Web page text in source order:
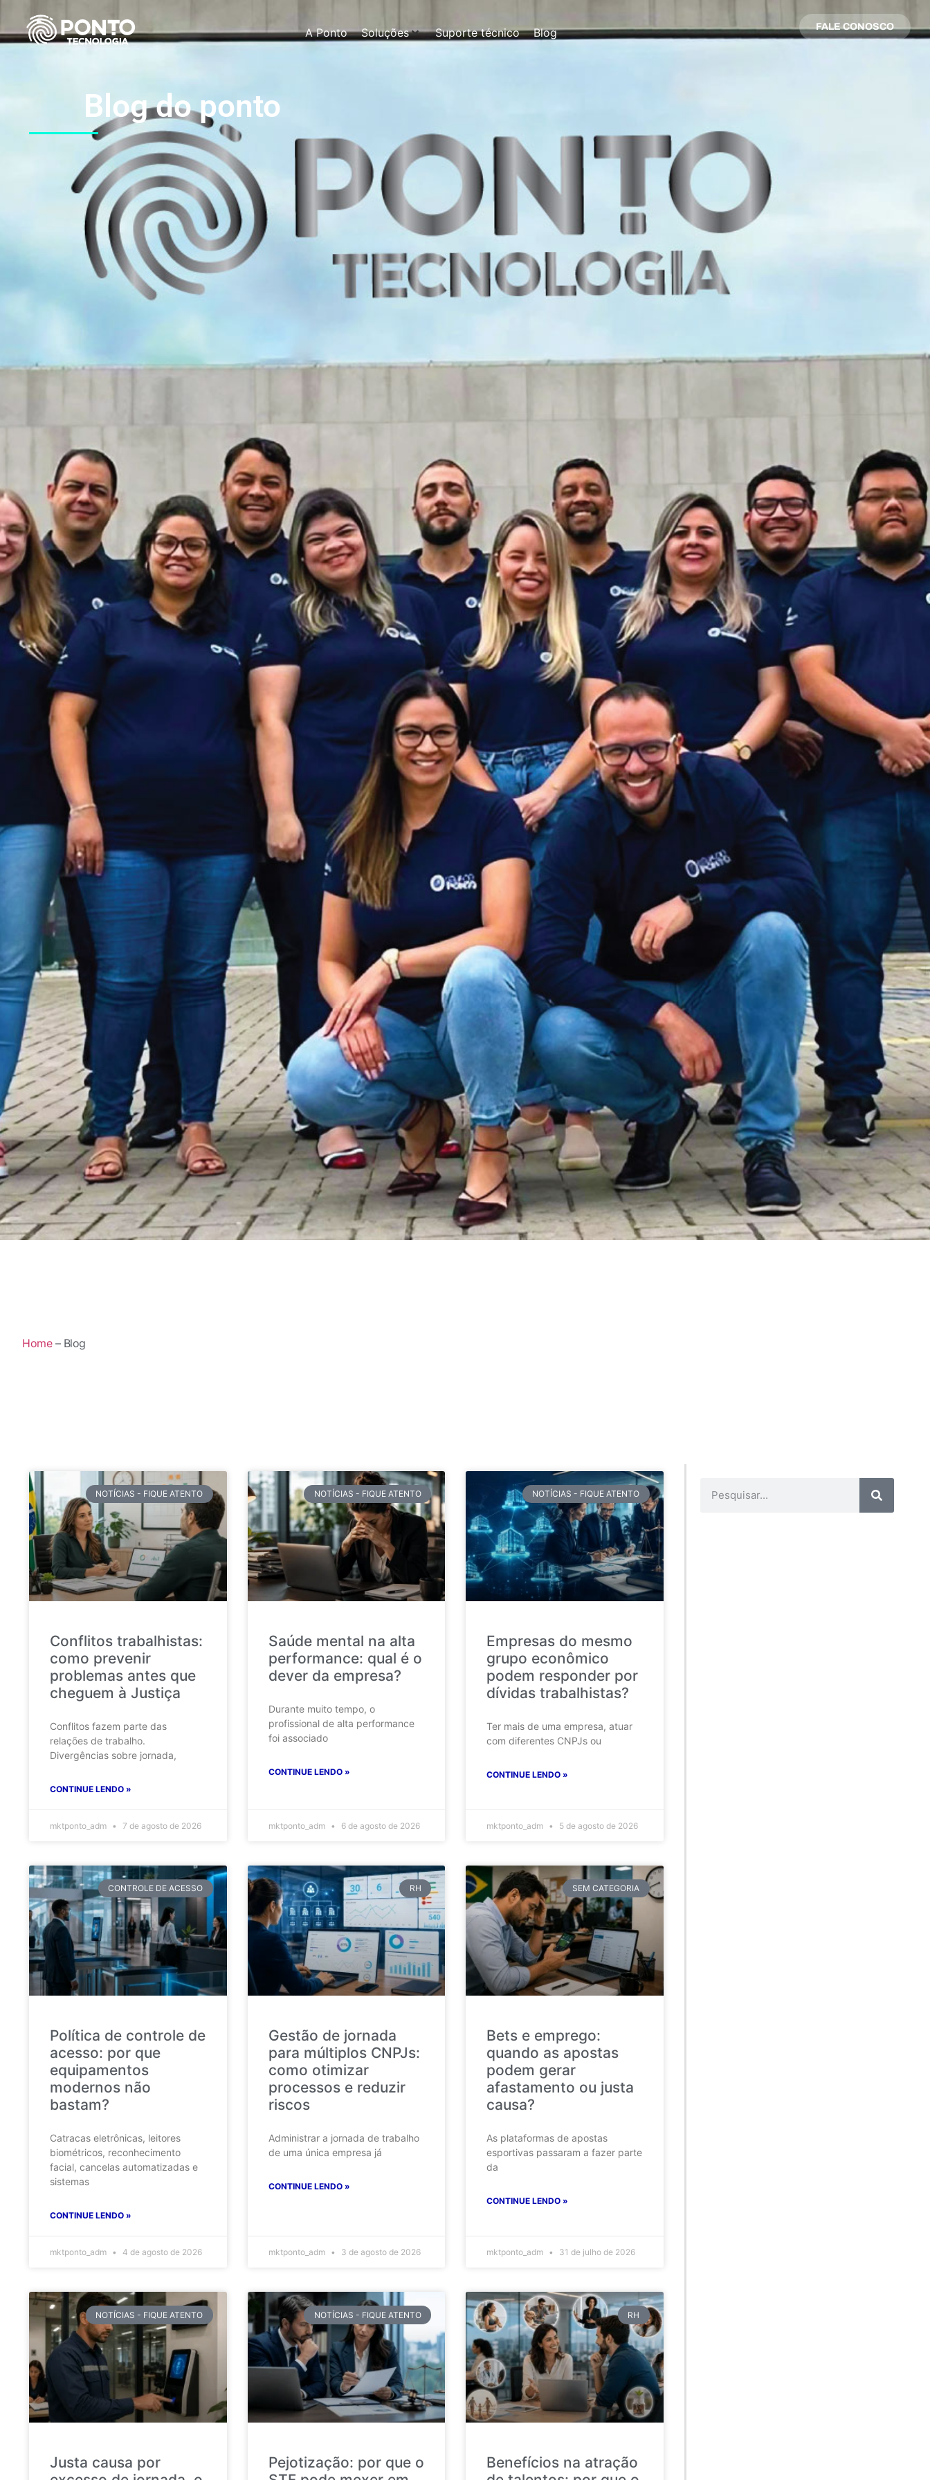
A Ponto Soluções Suporte técnico Blog FALE CONOSCO
Blog do ponto
Home– Blog
NOTÍCIAS - FIQUE ATENTO
Conflitos trabalhistas:
como prevenir
problemas antes que
cheguem à Justiça
Conflitos fazem parte das
relações de trabalho.
Divergências sobre jornada,
CONTINUE LENDO »
mktponto_adm 7 de agosto de 2026
NOTÍCIAS - FIQUE ATENTO
Saúde mental na alta
performance: qual é o
dever da empresa?
Durante muito tempo, o
profissional de alta performance
foi associado
CONTINUE LENDO »
mktponto_adm 6 de agosto de 2026
NOTÍCIAS - FIQUE ATENTO
Empresas do mesmo
grupo econômico
podem responder por
dívidas trabalhistas?
Ter mais de uma empresa, atuar
com diferentes CNPJs ou
CONTINUE LENDO »
mktponto_adm 5 de agosto de 2026
CONTROLE DE ACESSO
Política de controle de
acesso: por que
equipamentos
modernos não
bastam?
Catracas eletrônicas, leitores
biométricos, reconhecimento
facial, cancelas automatizadas e
sistemas
CONTINUE LENDO »
mktponto_adm 4 de agosto de 2026
RH
Gestão de jornada
para múltiplos CNPJs:
como otimizar
processos e reduzir
riscos
Administrar a jornada de trabalho
de uma única empresa já
CONTINUE LENDO »
mktponto_adm 3 de agosto de 2026
SEM CATEGORIA
Bets e emprego:
quando as apostas
podem gerar
afastamento ou justa
causa?
As plataformas de apostas
esportivas passaram a fazer parte
da
CONTINUE LENDO »
mktponto_adm 31 de julho de 2026
NOTÍCIAS - FIQUE ATENTO
Justa causa por
NOTÍCIAS - FIQUE ATENTO
Pejotização: por que o
RH
Benefícios na atração